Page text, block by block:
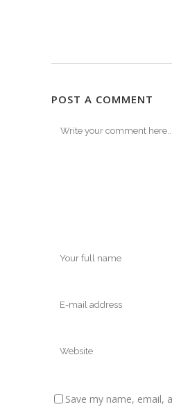
POST A COMMENT
Save my name, email,